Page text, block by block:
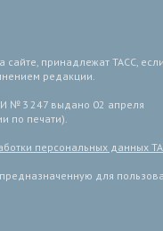
принадлежат ТАСС,
редакции.
№ 3 247 выдано 02 апреля
по печати).
персональных данных
для